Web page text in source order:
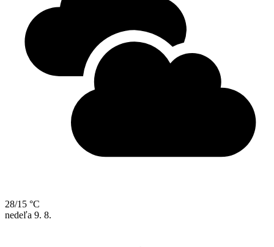
28/15 °C
nedeľa 9. 8.